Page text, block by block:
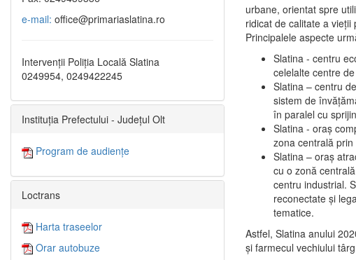
urbane, orientat spre
ridicat de calitate a
Principalele aspecte
Slatina - centru
celelalte centre
Slatina – centru
sistem de
în paralel cu
Slatina - oraş
zona centrală
Slatina – oraş
cu o zonă
centru industrial.
reconectate şi
tematice.
Astfel, Slatina anului
şi farmecul vechiului
e-mail: office@primariaslatina.ro
Intervenții Poliția Locală Slatina
0249954, 0249422245
Instituția Prefectului - Județul Olt
Program de audiențe
Loctrans
Harta traseelor
Orar autobuze